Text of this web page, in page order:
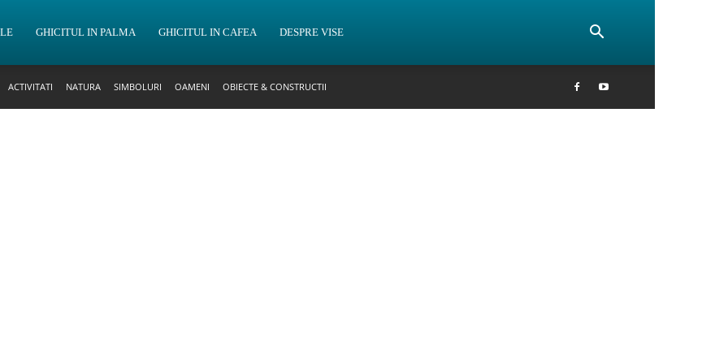
GHICITUL IN PALMA GHICITUL IN CAFEA DESPRE VISE
ACTIVITATI NATURA SIMBOLURI OAMENI OBIECTE & CONSTRUCTII